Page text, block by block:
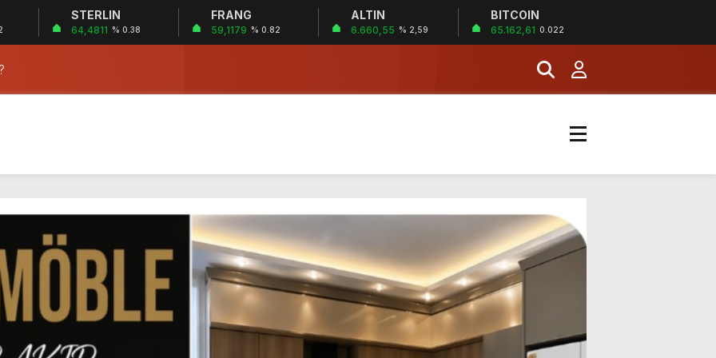
STERLIN
64,4811 % 0.38
FRANG
59,1179 % 0.82
ALTIN
6.660,55 % 2,59
BITCOIN
65.162,61 0.022
ELLER…
DA KORUNUYOR MU?